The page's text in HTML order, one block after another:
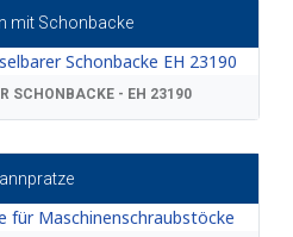
mit Schonbacke
SCHONBACKE - EH 23190